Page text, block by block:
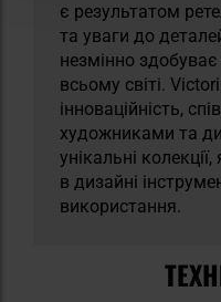
є результатом
та уваги до
незмінно здобуває
всьому світі.
інноваційність,
художниками та
унікальні
в дизайні
використання.